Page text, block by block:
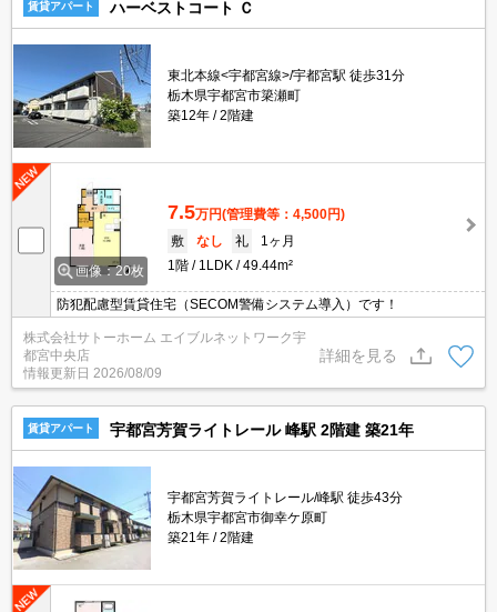
賃貸アパート ハーベストコート Ｃ
東北本線<宇都宮線>/宇都宮駅 徒歩31分
栃木県宇都宮市簗瀬町
築12年
2階建
画像：20枚
7.5万円(管理費等：4,500円)
敷
なし 礼
1ヶ月
1階
1LDK 49.44m²
防犯配慮型賃貸住宅（SECOM警備システム導入）です！
株式会社サトーホーム エイブルネットワーク宇
都宮中央店
情報更新日 2026/08/09
詳細を見る
賃貸アパート 宇都宮芳賀ライトレール 峰駅 2階建 築21年
宇都宮芳賀ライトレール/峰駅 徒歩43分
栃木県宇都宮市御幸ケ原町
築21年
2階建